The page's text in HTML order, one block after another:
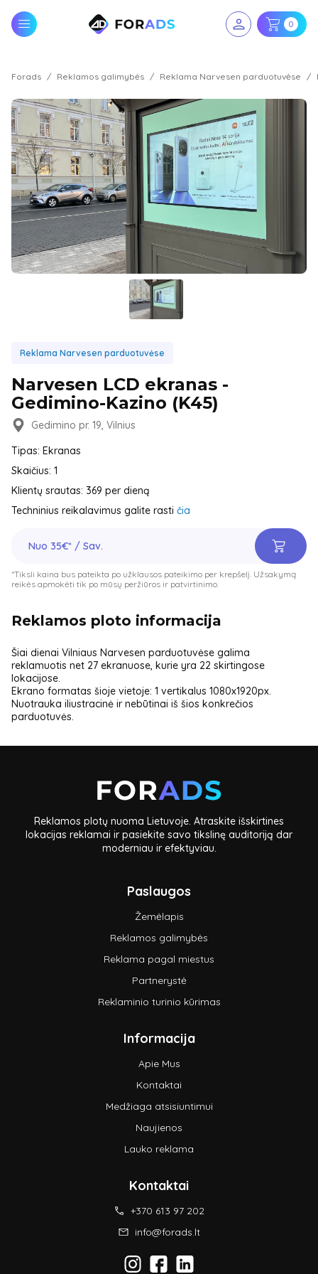
0
Forads Reklamos galimybės Reklama Narvesen parduotuvėse
Reklama Narvesen parduotuvėse
Narvesen LCD ekranas -
Gedimino-Kazino (K45)
Gedimino pr. 19, Vilnius
Tipas: Ekranas
Skaičius: 1
Klientų srautas: 369 per dieną
Techninius reikalavimus galite rasti čia
Nuo 35€* / Sav.
*Tiksli kaina bus pateikta po užklausos pateikimo per krepšelį. Užsakymą
reikės apmokėti tik po mūsų peržiūros ir patvirtinimo.
Reklamos ploto informacija
Šiai dienai Vilniaus Narvesen parduotuvėse galima
reklamuotis net 27 ekranuose, kurie yra 22 skirtingose
lokacijose.
Ekrano formatas šioje vietoje: 1 vertikalus 1080x1920px.
Nuotrauka iliustracinė ir nebūtinai iš šios konkrečios
parduotuvės.
Reklamos plotų nuoma Lietuvoje. Atraskite išskirtines
lokacijas reklamai ir pasiekite savo tikslinę auditoriją dar
moderniau ir efektyviau.
Paslaugos
Žemėlapis
Reklamos galimybės
Reklama pagal miestus
Partnerystė
Reklaminio turinio kūrimas
Informacija
Apie Mus
Kontaktai
Medžiaga atsisiuntimui
Naujienos
Lauko reklama
Kontaktai
+370 613 97 202
info@forads.lt